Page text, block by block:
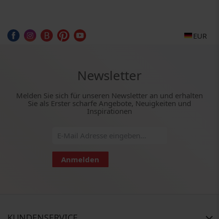
EUR
Newsletter
Melden Sie sich für unseren Newsletter an und erhalten
Sie als Erster scharfe Angebote, Neuigkeiten und
Inspirationen
Anmelden